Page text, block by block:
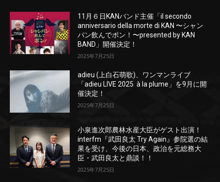
11月６日KANバンド主催「il secondo
anniversario della morte di KAN 〜シャン
パン飲んでポン！〜presented by KAN
BAND」開催決定！
2025年7月25日
adieu (上白石萌歌)、ワンマンライブ
「adieu LIVE 2025 à la plume」を9月に開
催決定！
2025年7月25日
小泉進次郎農林水産大臣がゲスト出演！
interfm『武田良太 Try Again』参院選の結
果を受け、今後の日本、政治を元総務大
臣・武田良太と鼎談！！
2025年7月25日